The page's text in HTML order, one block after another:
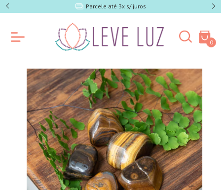
Parcele até 3x s/ juros
0